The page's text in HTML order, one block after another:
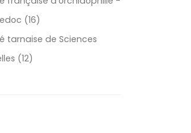
(16)
tarnaise de Sciences
(12)